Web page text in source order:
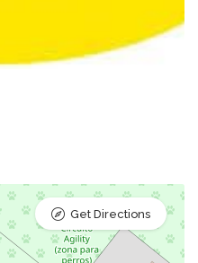
Get Directions